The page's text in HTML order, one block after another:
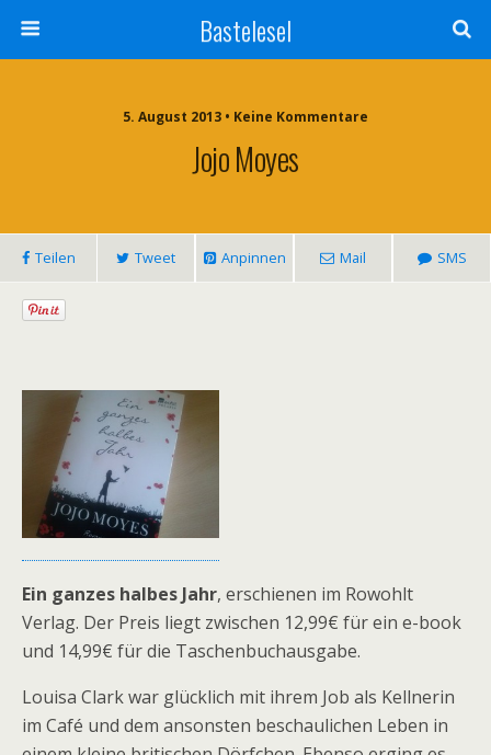
Bastelesel
5. August 2013 • Keine Kommentare
Jojo Moyes
Teilen Tweet Anpinnen Mail SMS
Ein ganzes halbes Jahr, erschienen im Rowohlt
Verlag. Der Preis liegt zwischen 12,99€ für ein e-book
und 14,99€ für die Taschenbuchausgabe.
Louisa Clark war glücklich mit ihrem Job als Kellnerin
im Café und dem ansonsten beschaulichen Leben in